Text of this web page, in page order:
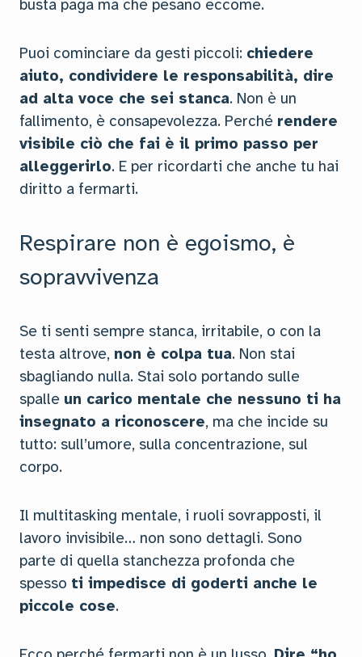
busta paga ma che pesano eccome.
Puoi cominciare da gesti piccoli: chiedere
aiuto, condividere le responsabilità, dire
ad alta voce che sei stanca. Non è un
fallimento, è consapevolezza. Perché rendere
visibile ciò che fai è il primo passo per
alleggerirlo. E per ricordarti che anche tu hai
diritto a fermarti.
Respirare non è egoismo, è
sopravvivenza
Se ti senti sempre stanca, irritabile, o con la
testa altrove, non è colpa tua. Non stai
sbagliando nulla. Stai solo portando sulle
spalle un carico mentale che nessuno ti ha
insegnato a riconoscere, ma che incide su
tutto: sull’umore, sulla concentrazione, sul
corpo.
Il multitasking mentale, i ruoli sovrapposti, il
lavoro invisibile… non sono dettagli. Sono
parte di quella stanchezza profonda che
spesso ti impedisce di goderti anche le
piccole cose.